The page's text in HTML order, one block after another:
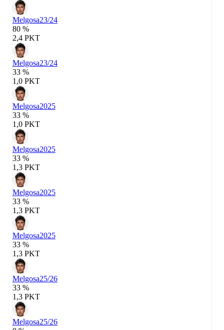
Melgosa23/24
80 %
2,4 PKT
Melgosa23/24
33 %
1,0 PKT
Melgosa2025
33 %
1,0 PKT
Melgosa2025
33 %
1,3 PKT
Melgosa2025
33 %
1,3 PKT
Melgosa2025
33 %
1,3 PKT
Melgosa25/26
33 %
1,3 PKT
Melgosa25/26